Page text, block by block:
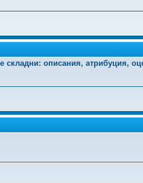
складни: описания, атрибуция,